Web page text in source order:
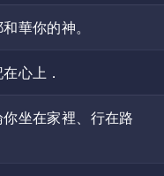
華你的神。
心上．
坐在家裡、行在路